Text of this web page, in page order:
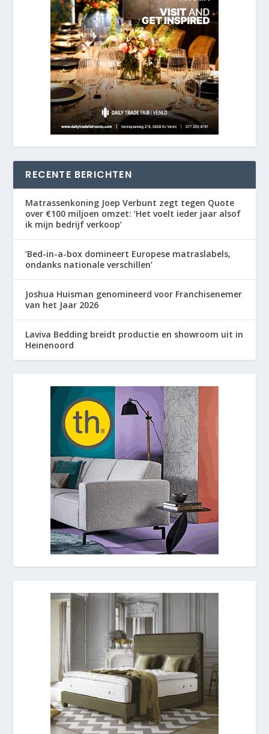
RECENTE BERICHTEN
Matrassenkoning Joep Verbunt zegt tegen Quote
over €100 miljoen omzet: ‘Het voelt ieder jaar alsof
ik mijn bedrijf verkoop’
‘Bed-in-a-box domineert Europese matraslabels,
ondanks nationale verschillen’
Joshua Huisman genomineerd voor Franchisenemer
van het Jaar 2026
Laviva Bedding breidt productie en showroom uit in
Heinenoord